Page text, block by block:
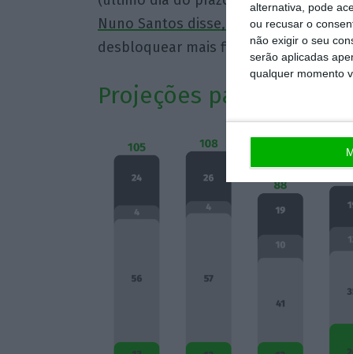
alternativa, pode
ou recusar o
não exigir o seu
serão aplicadas
qualquer momento
Nuno Santos disse, na semana
desbloquear mais financiamento
Projeções para a frota